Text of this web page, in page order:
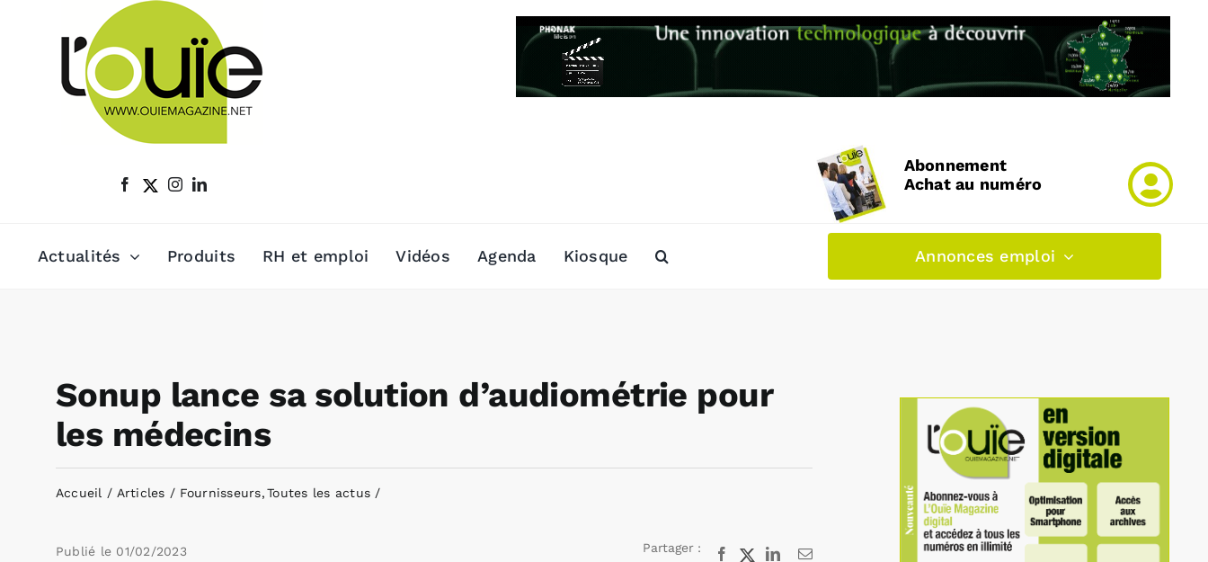
Abonnement
Achat au numéro
Actualités Produits RH et emploi Vidéos Agenda Kiosque Annonces emploi
Sonup lance sa solution d’audiométrie pour
les médecins
Accueil Articles Fournisseurs Toutes les actus
Publié le 01/02/2023 Partager : Facebook
X LinkedInEmail